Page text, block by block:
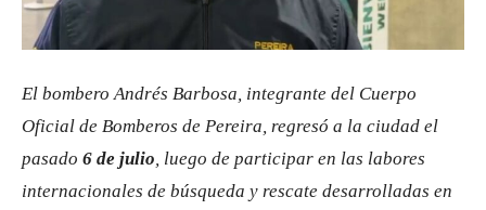
El bombero Andrés Barbosa, integrante del Cuerpo
Oficial de Bomberos de Pereira, regresó a la ciudad el
pasado 6 de julio, luego de participar en las labores
internacionales de búsqueda y rescate desarrolladas en